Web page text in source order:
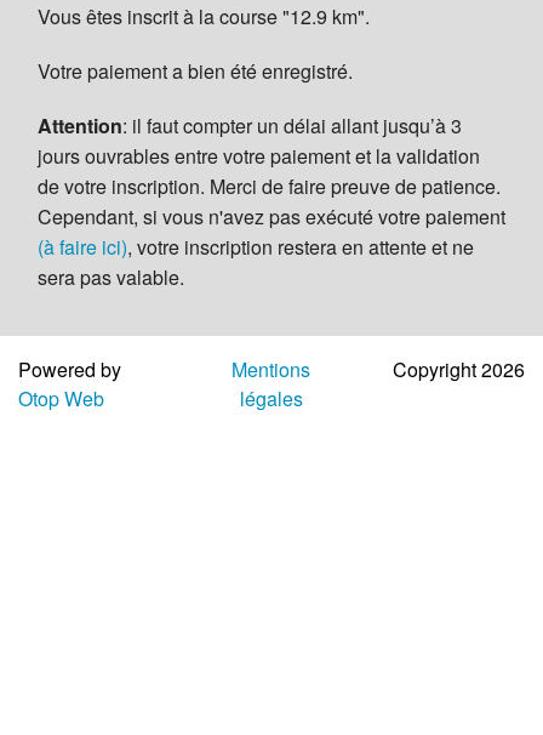
Règlement
Inscription
Classements
Aide
Vous êtes inscrit à la course "12.9 km".
Votre paiement a bien été enregistré.
Attention: il faut compter un délai allant jusqu’à 3
jours ouvrables entre votre paiement et la validation
de votre inscription. Merci de faire preuve de patience.
Cependant, si vous n'avez pas exécuté votre paiement
(à faire ici), votre inscription restera en attente et ne
sera pas valable.
Powered by
Otop Web
Mentions
légales
Copyright 2026